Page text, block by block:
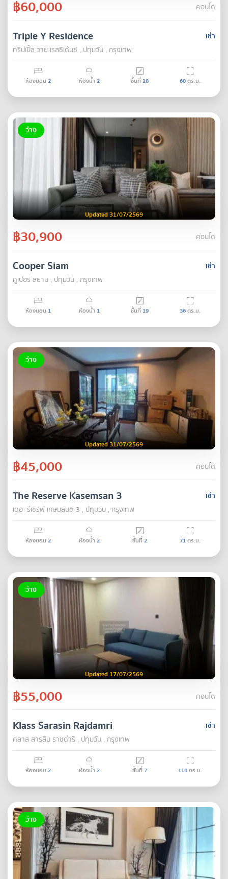
฿60,000 คอนโด
เช่า
Triple Y Residence
ทริปเปิ้ล วาย เรสซิเด้นซ์ , ปทุมวัน , กรุงเทพ
ห้องนอน 2 ห้องน้ำ2 ชั้นที่28 68ตร.ม.
ว่าง
Updated 31/07/2569
฿30,900 คอนโด
เช่า
Cooper Siam
คูเปอร์ สยาม , ปทุมวัน , กรุงเทพ
ห้องนอน 1 ห้องน้ำ 1 ชั้นที่ 19 36ตร.ม.
ว่าง
Updated 31/07/2569
฿45,000 คอนโด
เช่า
The Reserve Kasemsan 3
เดอะ รีเซิร์ฟ เกษมสันต์ 3 , ปทุมวัน , กรุงเทพ
ห้องนอน 2 ห้องน้ำ2 ชั้นที่2 71ตร.ม.
ว่าง
Updated 17/07/2569
฿55,000 คอนโด
เช่า
Klass Sarasin Rajdamri
คลาส สารสิน ราชดำริ , ปทุมวัน , กรุงเทพ
ห้องนอน 2 ห้องน้ำ2 ชั้นที่7 110ตร.ม.
ว่าง